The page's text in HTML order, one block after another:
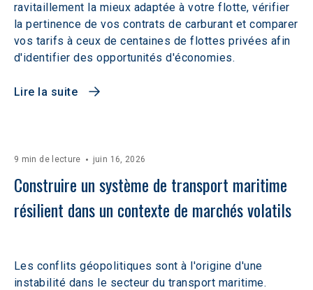
ravitaillement la mieux adaptée à votre flotte, vérifier
la pertinence de vos contrats de carburant et comparer
vos tarifs à ceux de centaines de flottes privées afin
d'identifier des opportunités d'économies.
Lire la suite
9 min de lecture juin 16, 2026
Construire un système de transport maritime
résilient dans un contexte de marchés volatils
Les conflits géopolitiques sont à l'origine d'une
instabilité dans le secteur du transport maritime.